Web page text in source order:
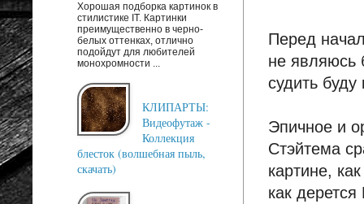
Перед
не являюсь
судить буду
Эпичное и
Стэйтема
картине,
как
Хорошая подборка картинок в
стилистике IT. Картинки
преимущественно в черно-
белых оттенках, отлично
подойдут для любителей
монохромности ...
КЛИПАРТЫ:
Видеофутаж -
Коллекция
блесток (волшебная пыль,
скачать)